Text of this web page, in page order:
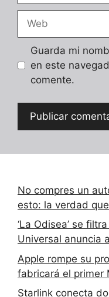
Web
Guarda mi
en este
comente.
No compres un
esto: la verdad
‘La Odisea’ se
Universal anuncia
Apple rompe su
fabricará el primer
Starlink conecta